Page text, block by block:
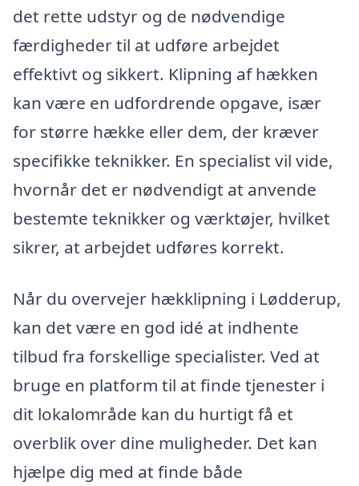
det rette udstyr og de nødvendige
færdigheder til at udføre arbejdet
effektivt og sikkert. Klipning af hækken
kan være en udfordrende opgave, især
for større hække eller dem, der kræver
specifikke teknikker. En specialist vil vide,
hvornår det er nødvendigt at anvende
bestemte teknikker og værktøjer, hvilket
sikrer, at arbejdet udføres korrekt.
Når du overvejer hækklipning i Lødderup,
kan det være en god idé at indhente
tilbud fra forskellige specialister. Ved at
bruge en platform til at finde tjenester i
dit lokalområde kan du hurtigt få et
overblik over dine muligheder. Det kan
hjælpe dig med at finde både